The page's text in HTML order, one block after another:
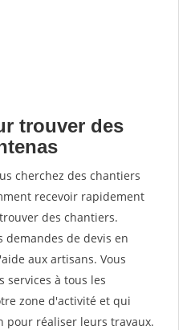
trouver des
cherchez des chantiers
recevoir rapidement
des chantiers.
demandes de devis en
aux artisans. Vous
services à tous les
zone d'activité et qui
pour réaliser leurs travaux.